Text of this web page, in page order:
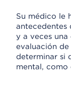
Su médico le
antecedentes
y a veces una
evaluación de
determinar si
mental, como